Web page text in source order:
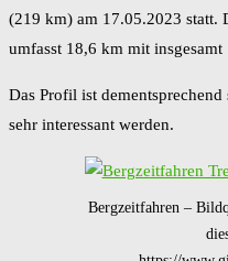
(219 km) am 17.05.2023 statt.
umfasst 18,6 km mit insgesamt
Das Profil ist
sehr interessant werden.
Bergzeitfahren –